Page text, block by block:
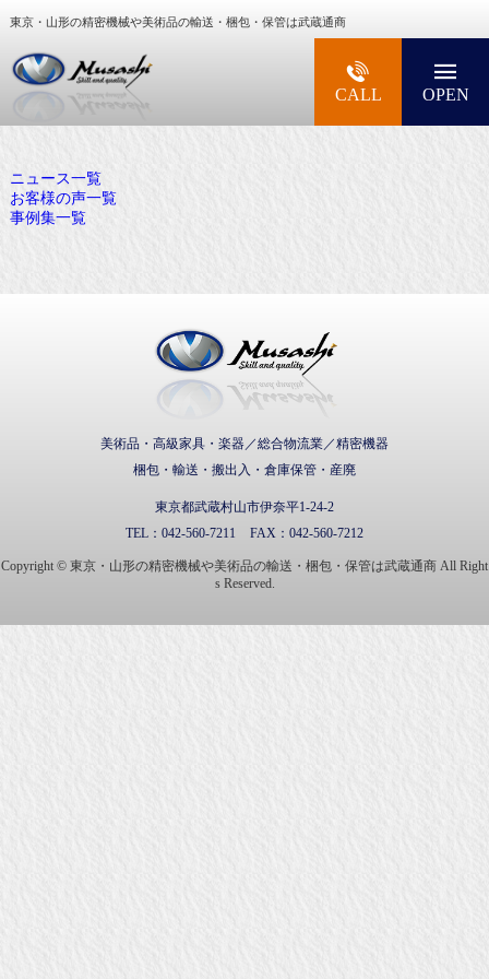
東京・山形の精密機械や美術品の輸送・梱包・保管は武蔵通商
大型精密機械・美術品・高級楽器の梱包・輸送
CALL OPEN
ニュース一覧
お客様の声一覧
事例集一覧
美術品・高級家具・楽器／総合物流業／精密機器
梱包・輸送・搬出入・倉庫保管・産廃
東京都武蔵村山市伊奈平1-24-2
TEL： 042-560-7211 FAX： 042-560-7212
Copyright © 東京・山形の精密機械や美術品の輸送・梱包・保管は武蔵通商 All Right
s Reserved.